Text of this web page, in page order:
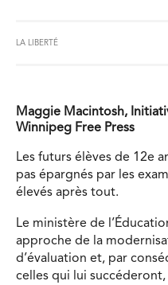
LA LIBERTÉ
Maggie Macintosh,
Winnipeg Free Press
Les futurs élèves de 12e
pas épargnés par les
élevés après tout.
Le ministère de
approche de la
d’évaluation et, par
celles qui lui